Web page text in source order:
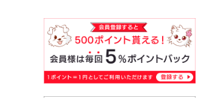
ペットシーツ
おもちゃ
ベッド・ハウス・マット
食器・給水器
国産フード&おやつ特集
じゃらして遊ぶ
返品・交換について